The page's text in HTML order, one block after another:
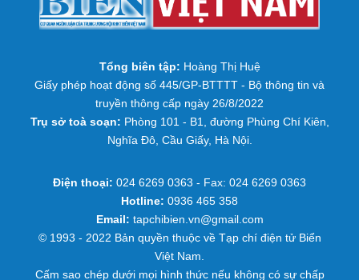
Tổng biên tập: Hoàng Thị Huệ
Giấy phép hoạt động số 445/GP-BTTTT - Bộ thông tin và
truyền thông cấp ngày 26/8/2022
Trụ sở toà soạn: Phòng 101 - B1, đường Phùng Chí Kiên,
Nghĩa Đô, Cầu Giấy, Hà Nội.
Điện thoại: 024 6269 0363 - Fax: 024 6269 0363
Hotline: 0936 465 358
Email: tapchibien.vn@gmail.com
© 1993 - 2022 Bản quyền thuộc về Tạp chí điện tử Biển
Việt Nam.
Cấm sao chép dưới mọi hình thức nếu không có sự chấp